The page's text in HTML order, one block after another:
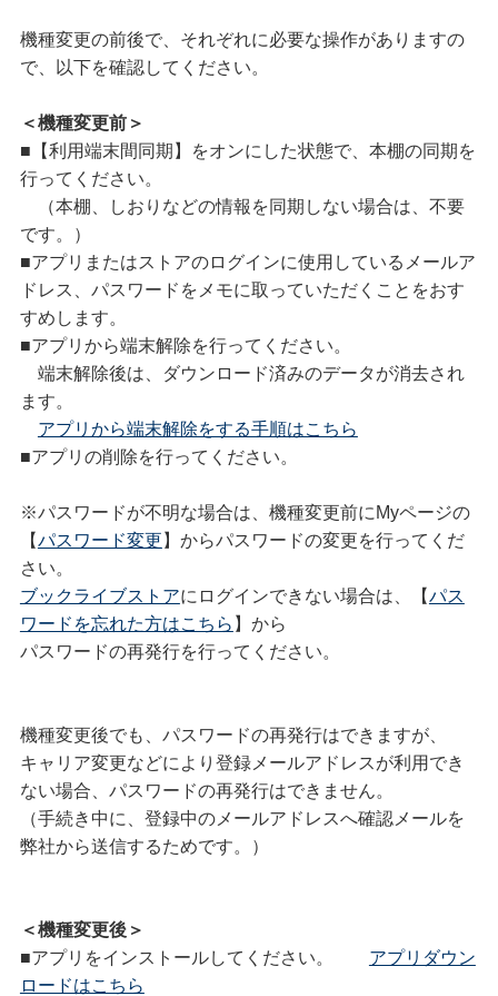
機種変更の前後で、それぞれに必要な操作がありますの
で、以下を確認してください。
＜機種変更前＞
■【利用端末間同期】をオンにした状態で、本棚の同期を
行ってください。
（本棚、しおりなどの情報を同期しない場合は、不要
です。）
■アプリまたはストアのログインに使用しているメールア
ドレス、パスワードをメモに取っていただくことをおす
すめします。
■アプリから端末解除を行ってください。
端末解除後は、ダウンロード済みのデータが消去され
ます。
アプリから端末解除をする手順はこちら
■アプリの削除を行ってください。
※パスワードが不明な場合は、機種変更前にMyページの
【パスワード変更 】からパスワードの変更を行ってくだ
さい。
ブックライブストアにログインできない場合は、【パス
ワードを忘れた方はこちら 】から
パスワードの再発行を行ってください。
機種変更後でも、パスワードの再発行はできますが、
キャリア変更などにより登録メールアドレスが利用でき
ない場合、パスワードの再発行はできません。
（手続き中に、登録中のメールアドレスへ確認メールを
弊社から送信するためです。）
＜機種変更後＞
■アプリをインストールしてください。 アプリダウン
ロードはこちら